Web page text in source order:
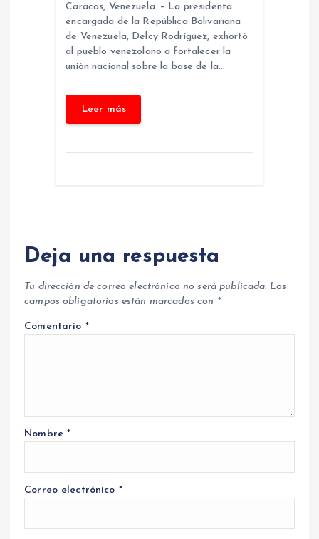
Caracas, Venezuela. – La presidenta
encargada de la República Bolivariana
de Venezuela, Delcy Rodríguez, exhortó
al pueblo venezolano a fortalecer la
unión nacional sobre la base de la…
Deja una respuesta
Tu dirección de correo electrónico no será publicada. Los
campos obligatorios están marcados con *
Comentario *
Nombre*
Correo electrónico *